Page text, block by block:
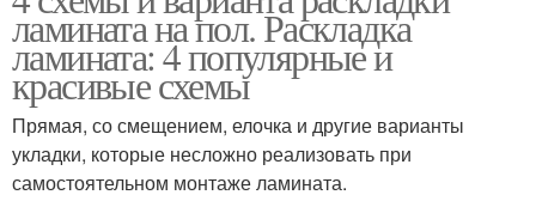
ламината на пол. Раскладка
ламината: 4 популярные и
красивые схемы
Прямая, со смещением, елочка и другие варианты
укладки, которые несложно реализовать при
самостоятельном монтаже ламината.